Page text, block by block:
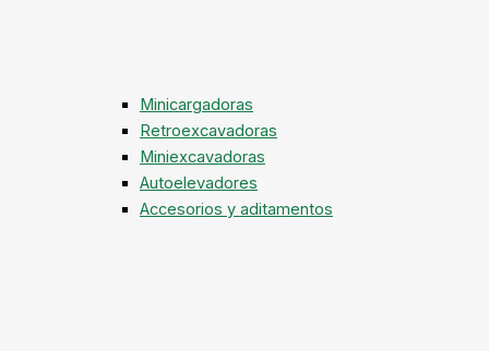
Minicargadoras
Retroexcavadoras
Miniexcavadoras
Autoelevadores
Accesorios y aditamentos